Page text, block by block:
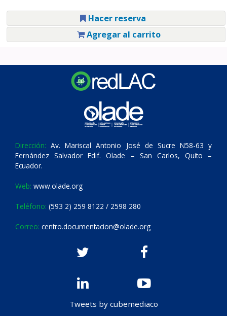
Hacer reserva
Agregar al carrito
Dirección: Av. Mariscal Antonio José de Sucre N58-63 y
Fernández Salvador Edif. Olade – San Carlos, Quito –
Ecuador.
Web: www.olade.org
Teléfono: (593 2) 259 8122 / 2598 280
Correo: centro.documentacion@olade.org
Tweets by cubemediaco